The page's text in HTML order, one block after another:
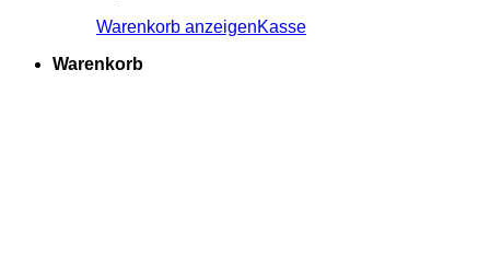
Warenkorb anzeigenKasse
Warenkorb